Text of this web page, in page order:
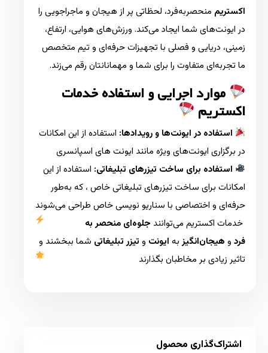
اکستریم منحصربه‌فرد، لحظاتی پر از هیجان و ماجراجویی را
در ایونت‌های شما ایجاد می‌کند. ورزش‌های هوایی، ارتفاع،
زمینی، دریایی و فصلی با تجهیزات حرفه‌ای و تیم متخصص
ما تجربه‌ای متفاوت را برای شما و مهمانانتان رقم می‌زند.
موارد اجرایی و استفاده خدمات
اکستریم
استفاده در ایونت‌ها و رویدادها: استفاده از این امکانات
در برگزاری ایونت‌های ویژه مانند ایونت های اسپانسری
استفاده برای ساخت تیزرهای تبلیغاتی: استفاده از این
امکانات برای ساخت تیزرهای تبلیغاتی خاص ، که به‌طور
حرفه‌ای و اختصاصی با سناریو نویسی خاص طراحی می‌شوند
خدمات اکستریم می‌توانند جلوه‌ای منحصر به
فردو هیجان‌انگیزبه ایونت‌ و تیزر تبلیغاتی شما ببخشند و
تاثیر زیادی بر مخاطبان بگذارند
اشتراک‌گذاری محصول